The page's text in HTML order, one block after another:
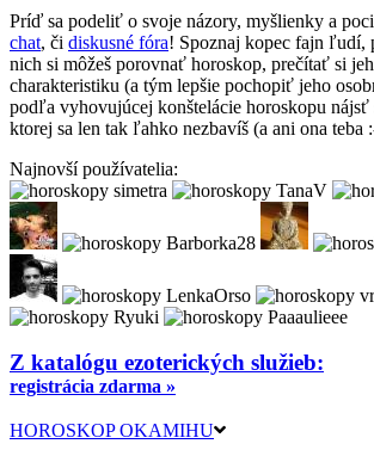
Príď sa podeliť o svoje názory, myšlienky a
chat, či diskusné fóra! Spoznaj kopec fajn ľudí,
nich si môžeš porovnať horoskop, prečítať si
charakteristiku (a tým lepšie pochopiť jeho
podľa vyhovujúcej konštelácie horoskopu nájsť
ktorej sa len tak ľahko nezbavíš (a ani ona teba
Najnovší používatelia:
Z katalógu ezoterických služieb:
registrácia zdarma »
HOROSKOP OKAMIHU